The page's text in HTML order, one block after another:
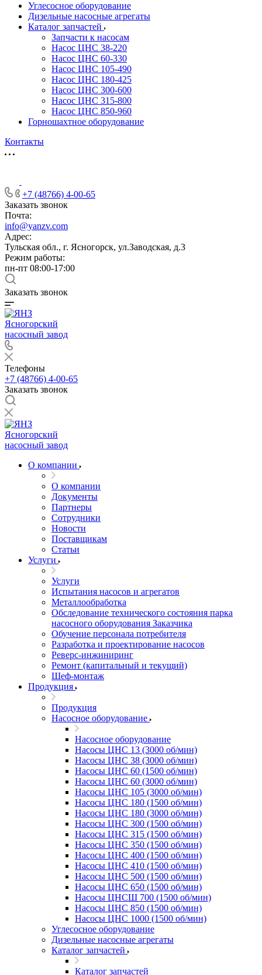
Углесосное оборудование
Дизельные насосные агрегаты
Каталог запчастей
Запчасти к насосам
Насос ЦНС 38-220
Насос ЦНС 60-330
Насос ЦНС 105-490
Насос ЦНС 180-425
Насос ЦНС 300-600
Насос ЦНС 315-800
Насос ЦНС 850-960
Горношахтное оборудование
Контакты
+7 (48766) 4-00-65
Заказать звонок
Почта:
info@yanzv.com
Адрес:
Тульская обл., г. Ясногорск, ул.Заводская, д.3
Режим работы:
пн-пт 08:00-17:00
Заказать звонок
Ясногорский
насосный завод
Телефоны
+7 (48766) 4-00-65
Заказать звонок
Ясногорский
насосный завод
О компании
О компании
Документы
Партнеры
Сотрудники
Новости
Поставщикам
Статьи
Услуги
Услуги
Испытания насосов и агрегатов
Металлообработка
Обследование технического состояния парка
насосного оборудования Заказчика
Обучение персонала потребителя
Разработка и проектирование насосов
Реверс-инжиниринг
Ремонт (капитальный и текущий)
Шеф-монтаж
Продукция
Продукция
Насосное оборудование
Насосное оборудование
Насосы ЦНС 13 (3000 об/мин)
Насосы ЦНС 38 (3000 об/мин)
Насосы ЦНС 60 (1500 об/мин)
Насосы ЦНС 60 (3000 об/мин)
Насосы ЦНС 105 (3000 об/мин)
Насосы ЦНС 180 (1500 об/мин)
Насосы ЦНС 180 (3000 об/мин)
Насосы ЦНС 300 (1500 об/мин)
Насосы ЦНС 315 (1500 об/мин)
Насосы ЦНС 350 (1500 об/мин)
Насосы ЦНС 400 (1500 об/мин)
Насосы ЦНС 410 (1500 об/мин)
Насосы ЦНС 500 (1500 об/мин)
Насосы ЦНС 650 (1500 об/мин)
Насосы ЦНСШ 700 (1500 об/мин)
Насосы ЦНС 850 (1500 об/мин)
Насосы ЦНС 1000 (1500 об/мин)
Углесосное оборудование
Дизельные насосные агрегаты
Каталог запчастей
Каталог запчастей